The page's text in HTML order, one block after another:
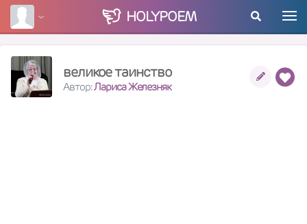
HOLYPOEM
великое таинство
Автор:Лариса Железняк